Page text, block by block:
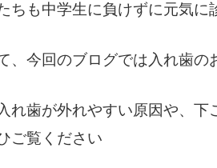
ちも中学生に負けずに元気に
、今回のブログでは入れ歯の
れ歯が外れやすい原因や、下
ご覧ください